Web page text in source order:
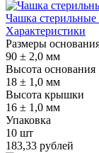
Чашка
Характеристики
Размеры
90 ± 2,0 мм
Высота основания
18 ± 1,0 мм
Высота крышки
16 ± 1,0 мм
Упаковка
10 шт
183,33 рублей